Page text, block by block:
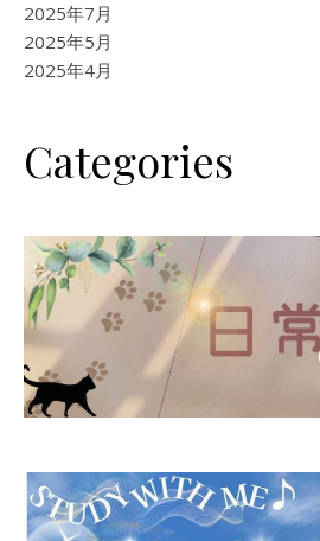
2025年7月
2025年5月
2025年4月
Categories